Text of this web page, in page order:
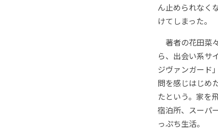
ん止められなく
けてしまった。
著者の花田菜
ら、出会い系サ
ジヴァンガード
問を感じはじめ
たという。家を
宿泊所、スーパ
っぷち生活。